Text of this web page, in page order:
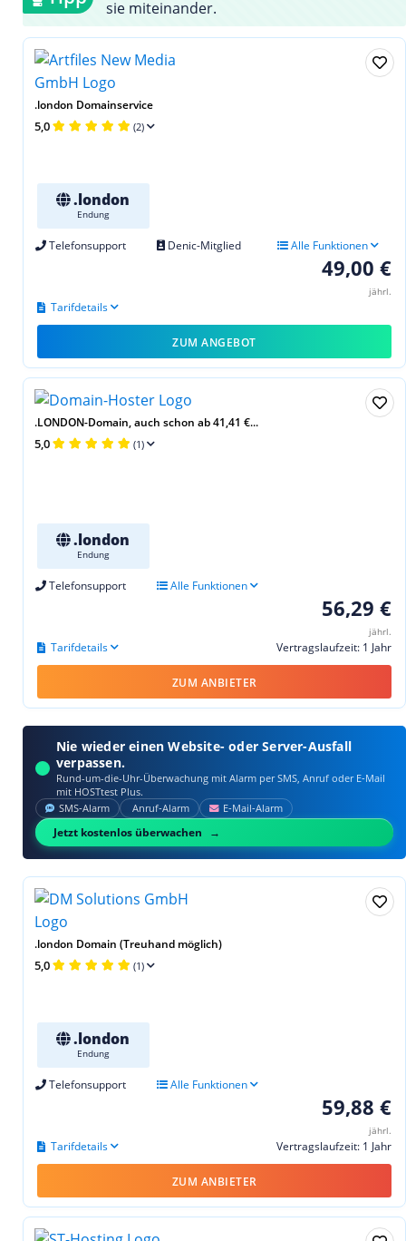
sie miteinander.
.london Domainservice
5,0 (2)
.london
Endung
Telefonsupport Denic-Mitglied Alle Funktionen
49,00 €
jährl.
Tarifdetails
ZUM ANGEBOT
.LONDON-Domain, auch schon ab 41,41 €...
5,0 (1)
.london
Endung
Telefonsupport Alle Funktionen
56,29 €
jährl.
Vertragslaufzeit: 1 Jahr
Tarifdetails
ZUM ANBIETER
Nie wieder einen Website- oder Server-Ausfall
verpassen.
Rund-um-die-Uhr-Überwachung mit Alarm per SMS, Anruf oder E‑Mail
mit HOSTtest Plus.
SMS‑Alarm Anruf‑Alarm E‑Mail‑Alarm
Jetzt kostenlos überwachen
.london Domain (Treuhand möglich)
5,0 (1)
.london
Endung
Telefonsupport Alle Funktionen
59,88 €
jährl.
Vertragslaufzeit: 1 Jahr
Tarifdetails
ZUM ANBIETER